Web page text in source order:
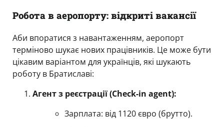
Робота в аеропорту: відкриті вакансії
Аби впоратися з навантаженням, аеропорт
терміново шукає нових працівників. Це може бути
цікавим варіантом для українців, які шукають
роботу в Братиславі:
Агент з реєстрації (Check-in agent):
Зарплата: від 1120 євро (брутто).